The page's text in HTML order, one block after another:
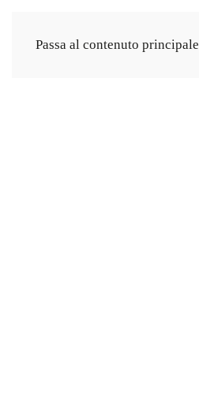
Passa al contenuto principale